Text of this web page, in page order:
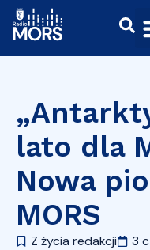
lato dla
Nowa
MORS
Z życia redakcji 3